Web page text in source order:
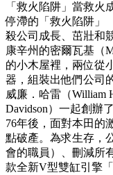
「救火陷阱」當救
停滯的「救火陷阱」
殺公司成長、茁壯和
康辛州的密爾瓦基（
的小木屋裡，兩位從
器，組裝出他們公司
威廉．哈雷（William
Davidson）一起創辦
76年後，面對本田的
點破產。為求生存，
會的職員）、刪減所
款全新V型雙缸引擎